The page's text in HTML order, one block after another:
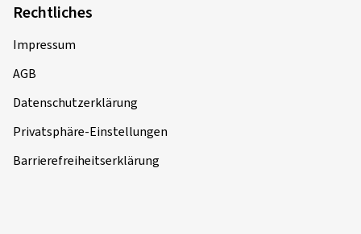
Rechtliches
Impressum
AGB
Datenschutzerklärung
Privatsphäre-Einstellungen
Barrierefreiheitserklärung